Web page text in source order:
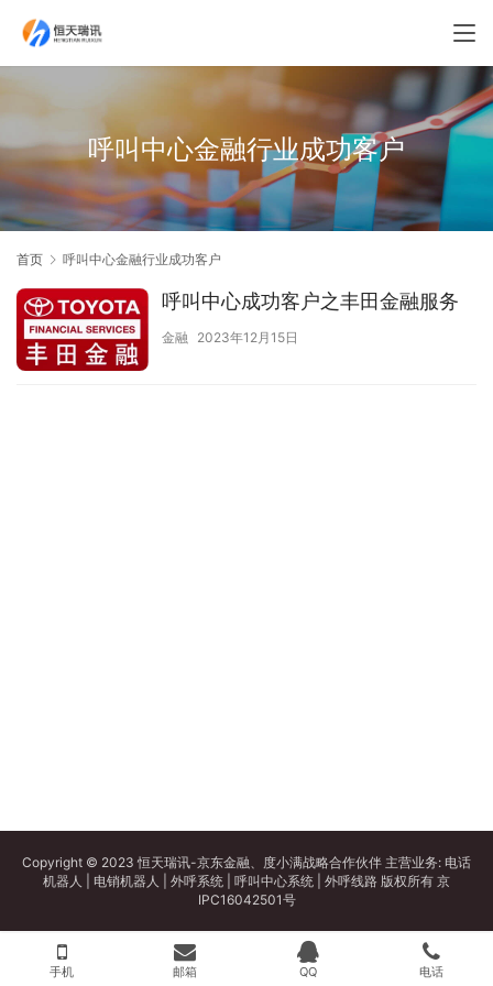
呼叫中心金融行业成功客户
首页 呼叫中心金融行业成功客户
呼叫中心成功客户之丰田金融服务
金融 2023年12月15日
Copyright © 2023 恒天瑞讯-京东金融、度小满战略合作伙伴 主营业务: 电话
机器人
电销机器人 外呼系统 呼叫中心系统 外呼线路 版权所有 京
IPC16042501号
手机 邮箱 QQ 电话